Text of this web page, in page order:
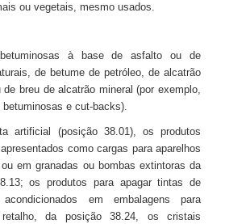
ou vegetais, mesmo usados.
à base de asfalto ou de
de betume de petróleo, de alcatrão
de breu de alcatrão mineral (por exemplo,
e cut-backs).
artificial (posição 38.01), os produtos
como cargas para aparelhos
em granadas ou bombas extintoras da
os produtos para apagar tintas de
acondicionados em embalagens para
da posição 38.24, os cristais